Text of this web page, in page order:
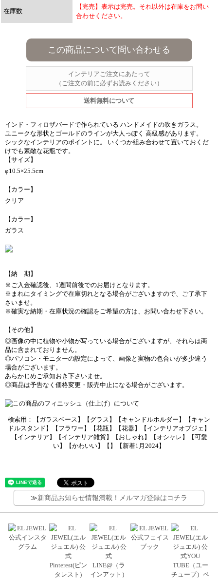
在庫数
【完売】表示は完売。それ以外は在庫をお問い
合わせください。
この商品について問い合わせる
インテリアご注文にあたって
（ご注文の前に必ずお読みください）
送料無料について
インド・フィロザバードで作られている ハンドメイドの吹きガラス。
ユニークな形状とゴールドのラインが大人っぽく 高級感があります。
シックなインテリアのポイントに。 いくつか組み合わせて置いておくだ
けでも素敵な花瓶です。
【サイズ】
φ10.5×25.5cm
【カラー】
クリア
【カラー】
ガラス
【納 期】
※ご入金確認後、1週間前後でのお届けとなります。
※まれにタイミングで在庫切れとなる場合がございますので、ご了承下
さいませ。
※確実な納期・在庫状況の確認をご希望の方は、お問い合わせ下さい。
【その他】
◎画像の中に植物や小物が写っている場合がございますが、それらは商
品に含まれておりません。
◎パソコン・モニターの設定によって、画像と実物の色合いが多少違う
場合がございます。
あらかじめご承知おき下さいませ。
◎商品は予告なく価格変更・販売中止になる場合がございます。
検索用：【ガラスベース】【グラス】【キャンドルホルダー】【キャン
ドルスタンド】【フラワー】【花瓶】【花器】【インテリアオブジェ】
【インテリア】【インテリア雑貨】【おしゃれ】【オシャレ】【可愛
い】【かわいい】【】【新着1月2024】
≫新商品お知らせ情報満載！メルマガ登録はコチラ